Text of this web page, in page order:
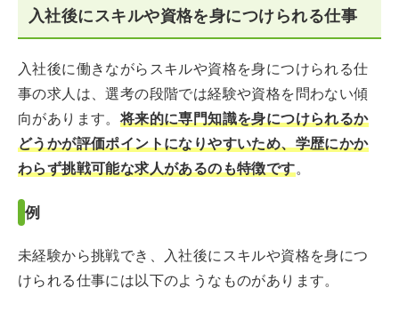
入社後にスキルや資格を身につけられる仕事
入社後に働きながらスキルや資格を身につけられる仕
事の求人は、選考の段階では経験や資格を問わない傾
向があります。将来的に専門知識を身につけられるか
どうかが評価ポイントになりやすいため、学歴にかか
わらず挑戦可能な求人があるのも特徴です。
例
未経験から挑戦でき、入社後にスキルや資格を身につ
けられる仕事には以下のようなものがあります。